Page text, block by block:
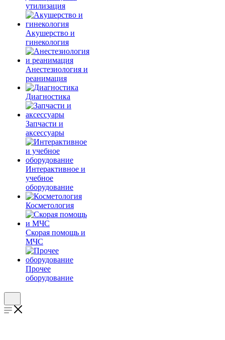
утилизация
Акушерство и
гинекология
Анестезиология и
реанимация
Диагностика
Запчасти и
аксессуары
Интерактивное и
учебное
оборудование
Косметология
Скорая помощь и
МЧС
Прочее
оборудование